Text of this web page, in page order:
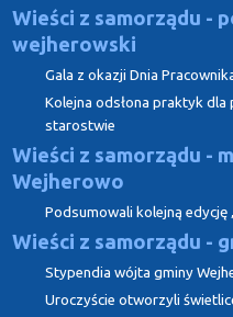
Wieści z samorządu -
wejherowski
Gala z okazji Dnia
Kolejna odsłona praktyk dla
starostwie
Wieści z samorządu -
Wejherowo
Podsumowali kolejną edycję
Wieści z samorządu -
Stypendia wójta gminy
Uroczyście otworzyli